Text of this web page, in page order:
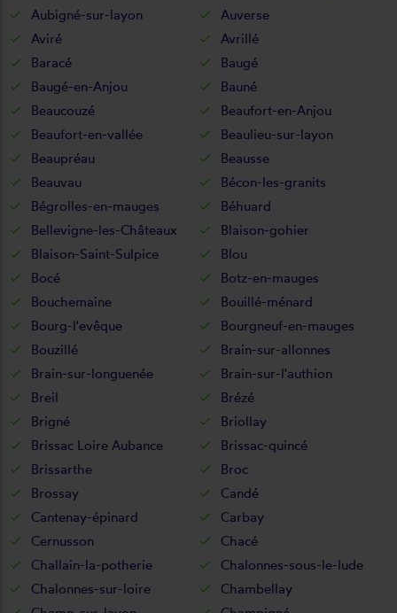
Aubigné-sur-layon
Auverse
Aviré
Avrillé
Baracé
Baugé
Baugé-en-Anjou
Bauné
Beaucouzé
Beaufort-en-Anjou
Beaufort-en-vallée
Beaulieu-sur-layon
Beaupréau
Beausse
Beauvau
Bécon-les-granits
Bégrolles-en-mauges
Béhuard
Bellevigne-les-Châteaux
Blaison-gohier
Blaison-Saint-Sulpice
Blou
Bocé
Botz-en-mauges
Bouchemaine
Bouillé-ménard
Bourg-l'evêque
Bourgneuf-en-mauges
Bouzillé
Brain-sur-allonnes
Brain-sur-longuenée
Brain-sur-l'authion
Breil
Brézé
Brigné
Briollay
Brissac Loire Aubance
Brissac-quincé
Brissarthe
Broc
Brossay
Candé
Cantenay-épinard
Carbay
Cernusson
Chacé
Challain-la-potherie
Chalonnes-sous-le-lude
Chalonnes-sur-loire
Chambellay